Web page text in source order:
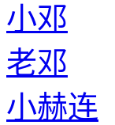
小邓
老邓
小赫连